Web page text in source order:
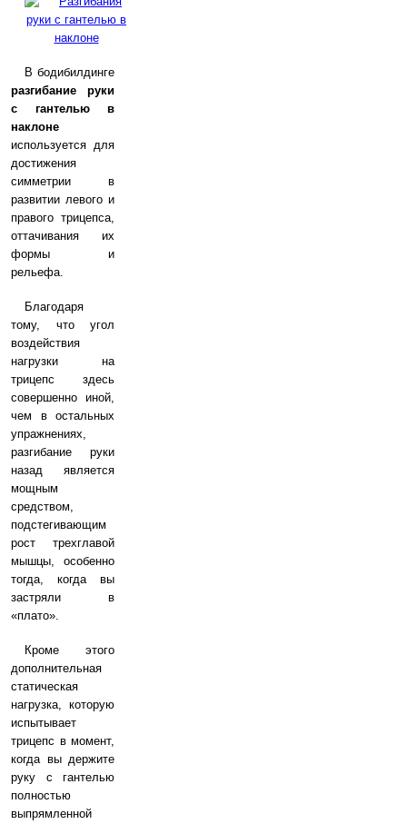
В бодибилдинге
разгибание руки
с гантелью в
наклоне
используется для
достижения
симметрии в
развитии левого и
правого трицепса,
оттачивания их
формы и
рельефа.
Благодаря
тому, что угол
воздействия
нагрузки на
трицепс здесь
совершенно иной,
чем в остальных
упражнениях,
разгибание руки
назад является
мощным
средством,
подстегивающим
рост трехглавой
мышцы, особенно
тогда, когда вы
застряли в
«плато».
Кроме этого
дополнительная
статическая
нагрузка, которую
испытывает
трицепс в момент,
когда вы держите
руку с гантелью
полностью
выпрямленной